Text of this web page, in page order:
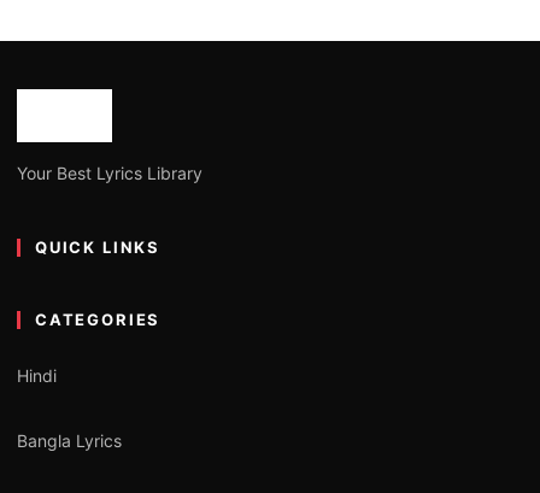
Your Best Lyrics Library
QUICK LINKS
CATEGORIES
Hindi
Bangla Lyrics